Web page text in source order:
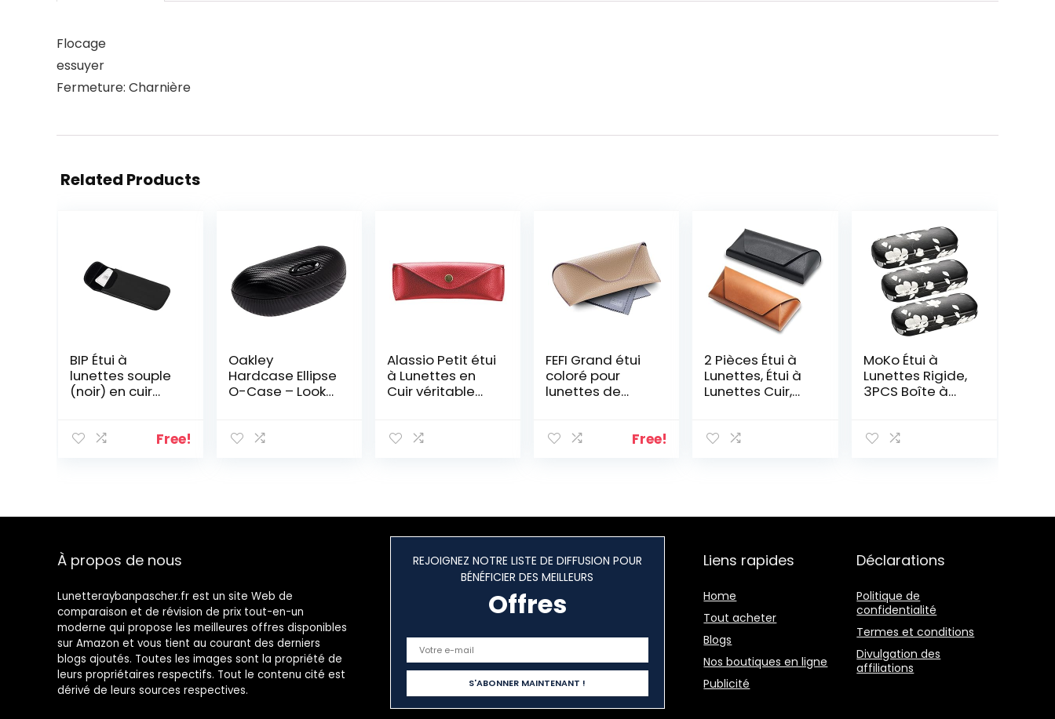
Flocage
essuyer
Fermeture: Charnière
Related Products
BIP Étui à
lunettes souple
(noir) en cuir
Velcro.
Free!
Oakley
Hardcase Ellipse
O-Case – Look
Alassio Petit étui
à Lunettes en
Cuir véritable
FEFI Grand étui
coloré pour
lunettes de
Free!
2 Pièces Étui à
Lunettes, Étui à
Lunettes Cuir,
Souple Pochette
Femmes,
Agées (Marron
MoKo Étui à
Lunettes Rigide,
3PCS Boîte à
Anti-Rayures,
pour Homme,
Blanche
À propos de nous
Lunetteraybanpascher.fr est un site Web de
comparaison et de révision de prix tout-en-un
moderne qui propose les meilleures offres disponibles
sur Amazon et vous tient au courant des derniers
blogs ajoutés. Toutes les images sont la propriété de
leurs propriétaires respectifs. Tout le contenu cité est
dérivé de leurs sources respectives.
REJOIGNEZ NOTRE LISTE DE DIFFUSION POUR
BÉNÉFICIER DES MEILLEURS
Offres
Liens rapides
Home
Tout acheter
Blogs
Nos boutiques en ligne
Publicité
Déclarations
Politique de
confidentialité
Termes et conditions
Divulgation des
affiliations